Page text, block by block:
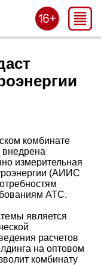
комбинате
измерительная
(АИИС
АТС.
является
расчетов
на оптовом
комбинату